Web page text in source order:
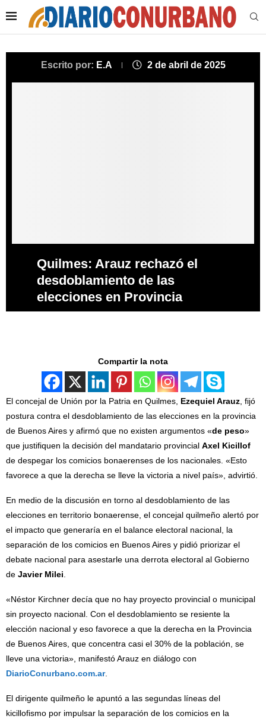
Escrito por: E.A 2 de abril de 2025
Quilmes: Arauz rechazó el
desdoblamiento de las
elecciones en Provincia
Compartir la nota
El concejal de Unión por la Patria en Quilmes, Ezequiel Arauz, fijó
postura contra el desdoblamiento de las elecciones en la provincia
de Buenos Aires y afirmó que no existen argumentos «de peso»
que justifiquen la decisión del mandatario provincial Axel Kicillof
de despegar los comicios bonaerenses de los nacionales. «Esto
favorece a que la derecha se lleve la victoria a nivel país», advirtió.
En medio de la discusión en torno al desdoblamiento de las
elecciones en territorio bonaerense, el concejal quilmeño alertó por
el impacto que generaría en el balance electoral nacional, la
separación de los comicios en Buenos Aires y pidió priorizar el
debate nacional para asestarle una derrota electoral al Gobierno
de Javier Milei.
«Néstor Kirchner decía que no hay proyecto provincial o municipal
sin proyecto nacional. Con el desdoblamiento se resiente la
elección nacional y eso favorece a que la derecha en la Provincia
de Buenos Aires, que concentra casi el 30% de la población, se
lleve una victoria», manifestó Arauz en diálogo con
DiarioConurbano.com.ar.
El dirigente quilmeño le apuntó a las segundas líneas del
kicillofismo por impulsar la separación de los comicios en la